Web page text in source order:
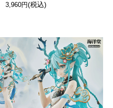
3,960円(税込)